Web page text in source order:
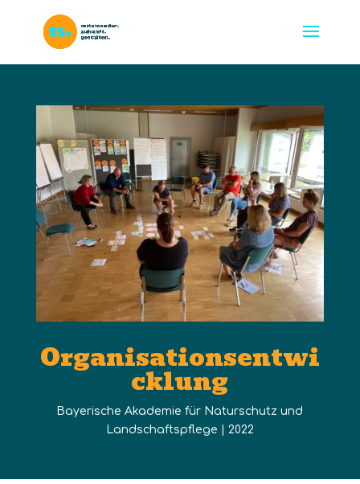
Organisationsentwi
cklung
Bayerische Akademie für Naturschutz und
Landschaftspflege | 2022